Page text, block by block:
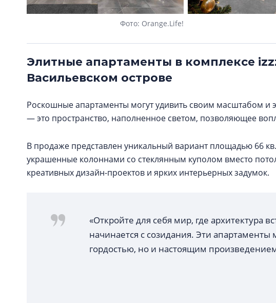
Фото: Orange.Life!
Элитные апартаменты в комплексе
Васильевском острове
Роскошные апартаменты могут удивить своим масштабом и
— это пространство, наполненное светом, позволяющее
В продаже представлен уникальный вариант площадью 66
украшенные колоннами со стеклянным куполом вместо
креативных дизайн-проектов и ярких интерьерных задумок.
«Откройте для себя мир, где архитектура
начинается с созидания. Эти апартаменты
гордостью, но и настоящим произведением